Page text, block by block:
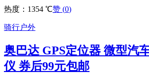
热度：1354 ℃赞 (0)
骑行户外
奥巴达 GPS定位器 微型汽
仪 券后99元包邮